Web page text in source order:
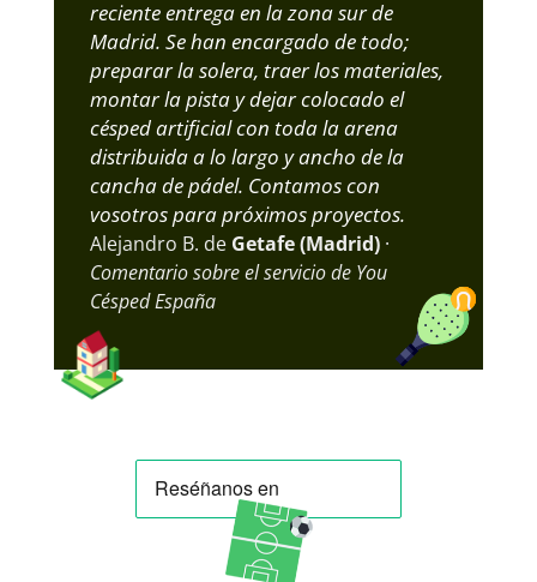
reciente entrega en la zona sur de
Madrid. Se han encargado de todo;
preparar la solera, traer los materiales,
montar la pista y dejar colocado el
césped artificial con toda la arena
distribuida a lo largo y ancho de la
cancha de pádel. Contamos con
vosotros para próximos proyectos.
Alejandro B. de Getafe (Madrid)·
Comentario sobre el servicio de You
Césped España